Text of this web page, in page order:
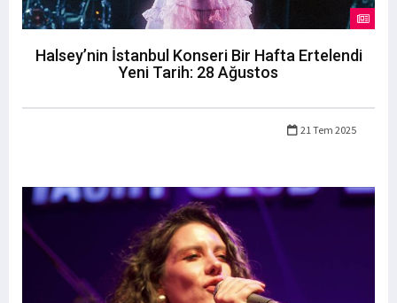
Halsey’nin İstanbul Konseri Bir Hafta Ertelendi
Yeni Tarih: 28 Ağustos
21 Tem 2025